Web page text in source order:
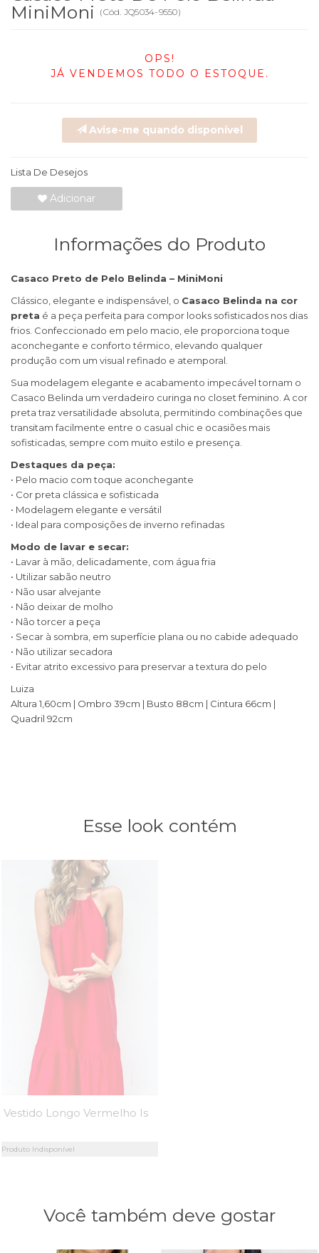
MiniMoni
(Cód. JQ5034-9550)
OPS!
JÁ VENDEMOS TODO O ESTOQUE.
Avise-me quando disponível
Lista De Desejos
Adicionar
Informações do Produto
Casaco Preto de Pelo Belinda – MiniMoni
Clássico, elegante e indispensável, o Casaco Belinda na cor
preta é a peça perfeita para compor looks sofisticados nos dias
frios. Confeccionado em pelo macio, ele proporciona toque
aconchegante e conforto térmico, elevando qualquer
produção com um visual refinado e atemporal.
Sua modelagem elegante e acabamento impecável tornam o
Casaco Belinda um verdadeiro curinga no closet feminino. A cor
preta traz versatilidade absoluta, permitindo combinações que
transitam facilmente entre o casual chic e ocasiões mais
sofisticadas, sempre com muito estilo e presença.
Destaques da peça:
• Pelo macio com toque aconchegante
• Cor preta clássica e sofisticada
• Modelagem elegante e versátil
• Ideal para composições de inverno refinadas
Modo de lavar e secar:
• Lavar à mão, delicadamente, com água fria
• Utilizar sabão neutro
• Não usar alvejante
• Não deixar de molho
• Não torcer a peça
• Secar à sombra, em superfície plana ou no cabide adequado
• Não utilizar secadora
• Evitar atrito excessivo para preservar a textura do pelo
Luiza
Altura 1,60cm | Ombro 39cm | Busto 88cm | Cintura 66cm |
Quadril 92cm
Esse look contém
Produto Indisponível
Você também deve gostar